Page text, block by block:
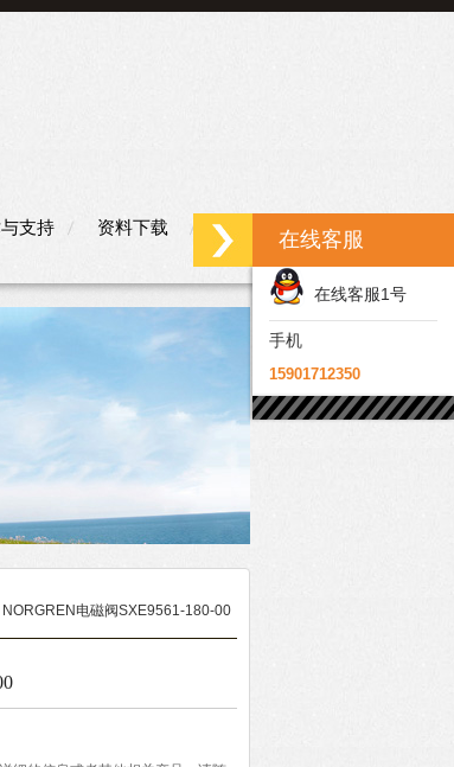
支持 资料下载 联系我们
NORGREN电磁阀SXE9561-180-00
在线客服
在线客服1号
手机
15901712350